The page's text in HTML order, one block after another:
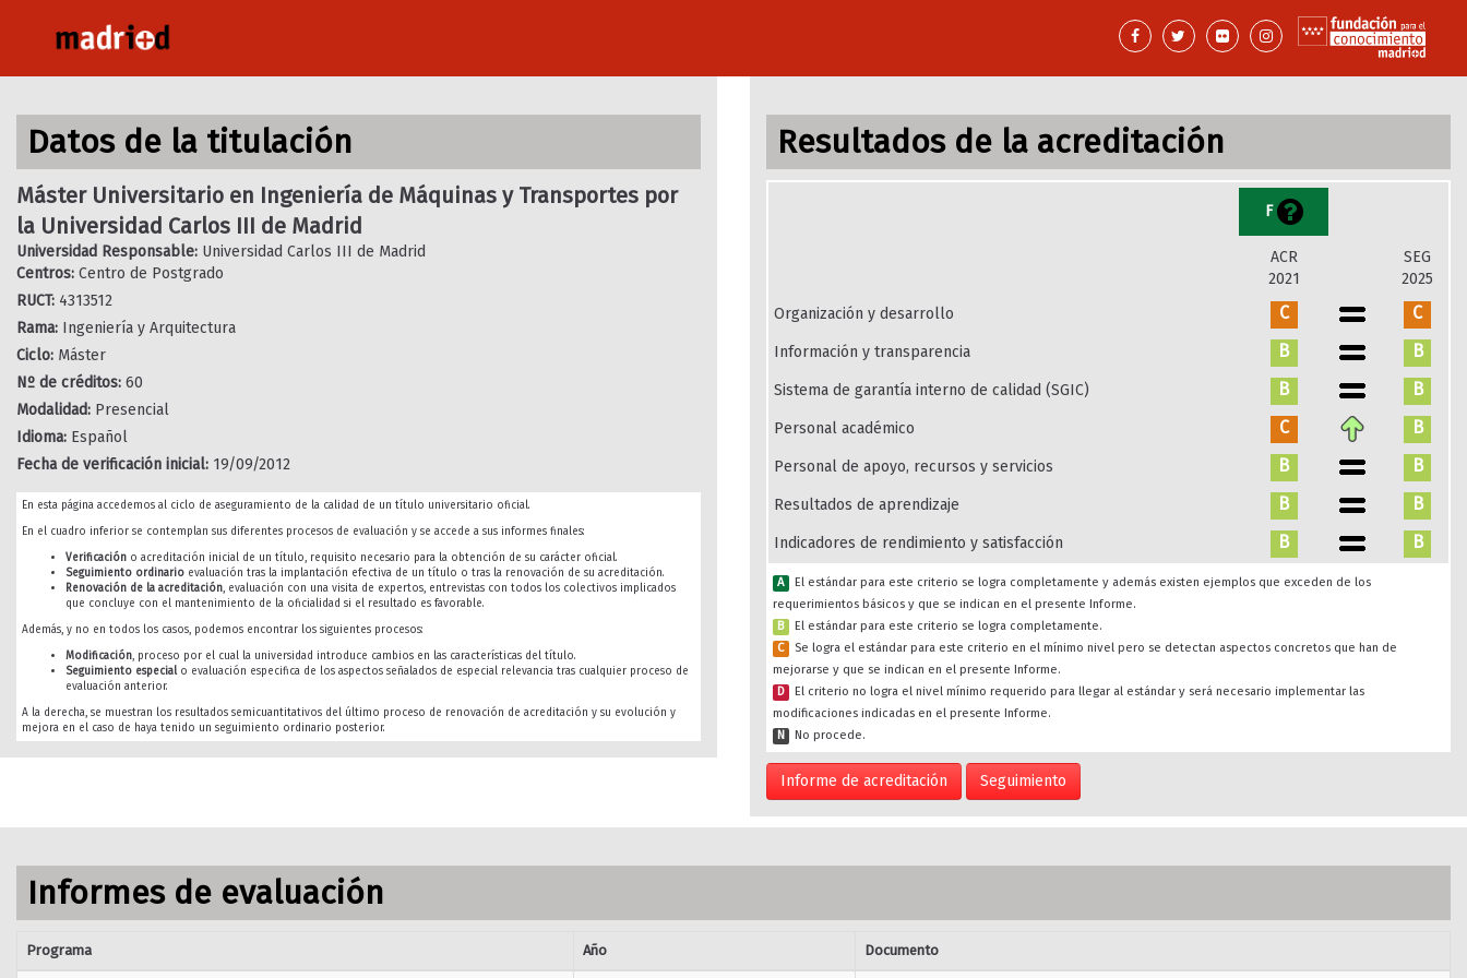
contenido
principal
Datos de la titulación
Máster Universitario en Ingeniería de Máquinas y Transportes por
la Universidad Carlos III de Madrid
Universidad Responsable: Universidad Carlos III de Madrid
Centros: Centro de Postgrado
RUCT: 4313512
Rama: Ingeniería y Arquitectura
Ciclo: Máster
Nº de créditos: 60
Modalidad: Presencial
Idioma: Español
Fecha de verificación inicial: 19/09/2012
En esta página accedemos al ciclo de aseguramiento de la calidad de un título universitario oficial.
En el cuadro inferior se contemplan sus diferentes procesos de evaluación y se accede a sus informes finales:
Verificación o acreditación inicial de un título, requisito necesario para la obtención de su carácter oficial.
Seguimiento ordinario evaluación tras la implantación efectiva de un título o tras la renovación de su acreditación.
Renovación de la acreditación, evaluación con una visita de expertos, entrevistas con todos los colectivos implicados
que concluye con el mantenimiento de la oficialidad si el resultado es favorable.
Además, y no en todos los casos, podemos encontrar los siguientes procesos:
Modificación, proceso por el cual la universidad introduce cambios en las características del título.
Seguimiento especialo evaluación especifica de los aspectos señalados de especial relevancia tras cualquier proceso de
evaluación anterior.
A la derecha, se muestran los resultados semicuantitativos del último proceso de renovación de acreditación y su evolución y
mejora en el caso de haya tenido un seguimiento ordinario posterior.
Resultados de la acreditación
F
ACR
2021
SEG
2025
Organización y desarrollo
C C
Información y transparencia B B
Sistema de garantía interno de calidad (SGIC) B B
Personal académico C B
Personal de apoyo, recursos y servicios B B
Resultados de aprendizaje B B
Indicadores de rendimiento y satisfacción B B
A
El estándar para este criterio se logra completamente y además existen ejemplos que exceden de los
requerimientos básicos y que se indican en el presente Informe.
B
El estándar para este criterio se logra completamente.
C
Se logra el estándar para este criterio en el mínimo nivel pero se detectan aspectos concretos que han de
mejorarse y que se indican en el presente Informe.
D
El criterio no logra el nivel mínimo requerido para llegar al estándar y será necesario implementar las
modificaciones indicadas en el presente Informe.
N
No procede.
Informe de acreditación Seguimiento
Informes de evaluación
Programa Año Documento